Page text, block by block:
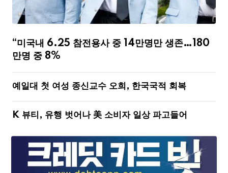
“미국내 6.25 참전용사 중 14만명만 생존…180
만명 중 8%
예일대 첫 여성 종신교수 오희, 한국국적 회복
K 뷰티, 유행 벗어나 美 소비자 일상 파고들어